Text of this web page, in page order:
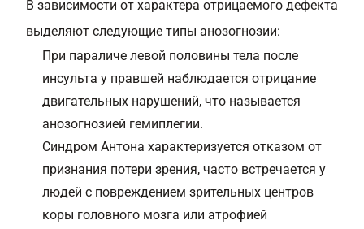
В зависимости от характера отрицаемого дефекта
выделяют следующие типы анозогнозии:
При параличе левой половины тела после
инсульта у правшей наблюдается отрицание
двигательных нарушений, что называется
анозогнозией гемиплегии.
Синдром Антона характеризуется отказом от
признания потери зрения, часто встречается у
людей с повреждением зрительных центров
коры головного мозга или атрофией